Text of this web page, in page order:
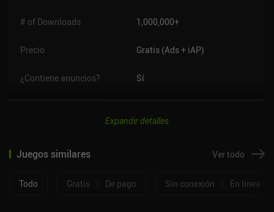
# of Downloads 1,000,000+
Precio Gratis (Ads + iAP)
¿Contiene anuncios? Sí
Expandir detalles
Juegos similares Ver todo
Todo Gratis De pago Sin conexión En línea